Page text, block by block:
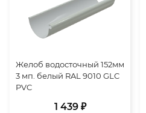
Желоб водосточный 152мм
3 мп. белый RAL 9010 GLC
PVC
1 439 ₽